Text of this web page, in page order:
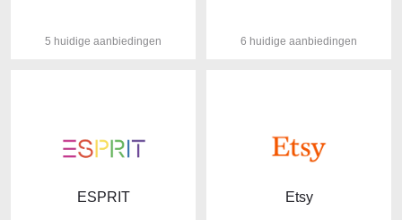
5 huidige aanbiedingen 6 huidige aanbiedingen
ESPRIT Etsy